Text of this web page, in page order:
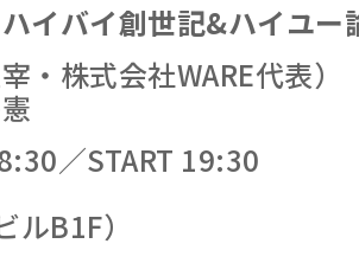
イバイ創世記&ハイユー
・株式会社WARE代表）
／START 19:30
B1F）